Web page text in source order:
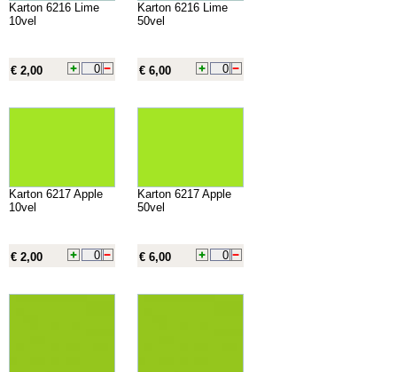
Karton 6216 Lime
10vel
€ 2,00
Karton 6216 Lime
50vel
€ 6,00
Karton 6217 Apple
10vel
€ 2,00
Karton 6217 Apple
50vel
€ 6,00